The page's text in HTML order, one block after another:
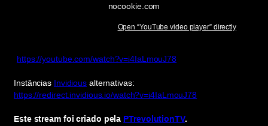
nocookie.com
Open “YouTube video player” directly
https://youtube.com/watch?v=i4IaLmouJ78
Instâncias Invidious alternativas:
https://redirect.invidious.io/watch?v=i4IaLmouJ78
Este stream foi criado pela PTrevolutionTV.